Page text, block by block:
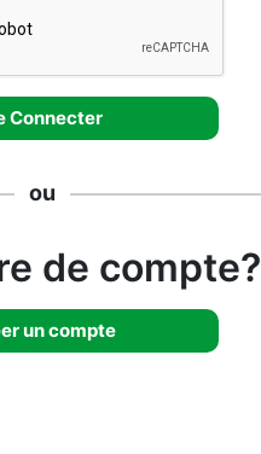
ou
de compte?
un compte